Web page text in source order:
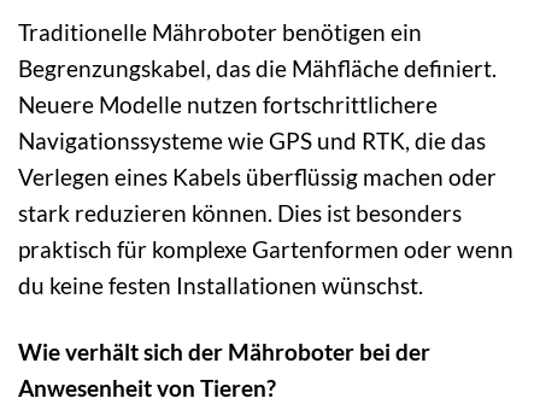
Traditionelle Mähroboter benötigen ein
Begrenzungskabel, das die Mähfläche definiert.
Neuere Modelle nutzen fortschrittlichere
Navigationssysteme wie GPS und RTK, die das
Verlegen eines Kabels überflüssig machen oder
stark reduzieren können. Dies ist besonders
praktisch für komplexe Gartenformen oder wenn
du keine festen Installationen wünschst.
Wie verhält sich der Mähroboter bei der
Anwesenheit von Tieren?